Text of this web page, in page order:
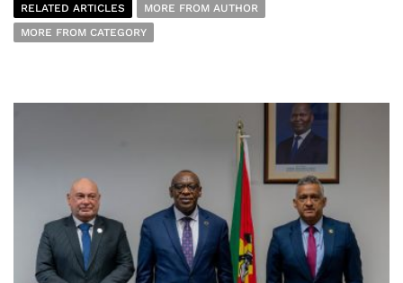
RELATED ARTICLES
MORE FROM AUTHOR
MORE FROM CATEGORY